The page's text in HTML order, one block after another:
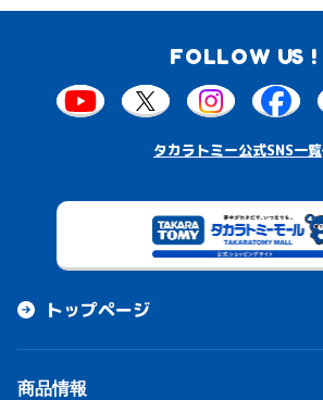
FOLLOW US !
タカラトミー公式SNS一覧
トップページ
商品情報